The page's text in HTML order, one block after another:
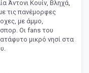
Άντονι Κουίν, Βληχά,
τις πανέμορφες
με άμμο,
Οι fans του
μικρό νησί στα